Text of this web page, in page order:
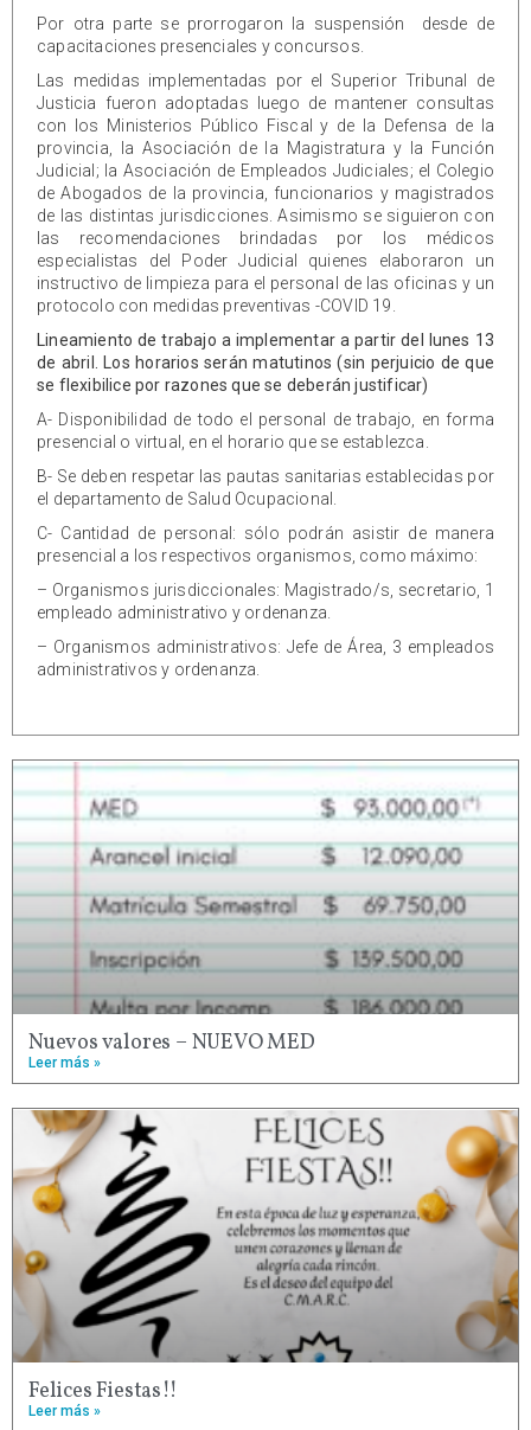
Por otra parte se prorrogaron la suspensión desde de
capacitaciones presenciales y concursos.
Las medidas implementadas por el Superior Tribunal de
Justicia fueron adoptadas luego de mantener consultas
con los Ministerios Público Fiscal y de la Defensa de la
provincia, la Asociación de la Magistratura y la Función
Judicial; la Asociación de Empleados Judiciales; el Colegio
de Abogados de la provincia, funcionarios y magistrados
de las distintas jurisdicciones. Asimismo se siguieron con
las recomendaciones brindadas por los médicos
especialistas del Poder Judicial quienes elaboraron un
instructivo de limpieza para el personal de las oficinas y un
protocolo con medidas preventivas -COVID 19.
Lineamiento de trabajo a implementar a partir del lunes 13
de abril. Los horarios serán matutinos (sin perjuicio de que
se flexibilice por razones que se deberán justificar)
A- Disponibilidad de todo el personal de trabajo, en forma
presencial o virtual, en el horario que se establezca.
B- Se deben respetar las pautas sanitarias establecidas por
el departamento de Salud Ocupacional.
C- Cantidad de personal: sólo podrán asistir de manera
presencial a los respectivos organismos, como máximo:
– Organismos jurisdiccionales: Magistrado/s, secretario, 1
empleado administrativo y ordenanza.
– Organismos administrativos: Jefe de Área, 3 empleados
administrativos y ordenanza.
Nuevos valores – NUEVO MED
Leer más »
Felices Fiestas!!
Leer más »